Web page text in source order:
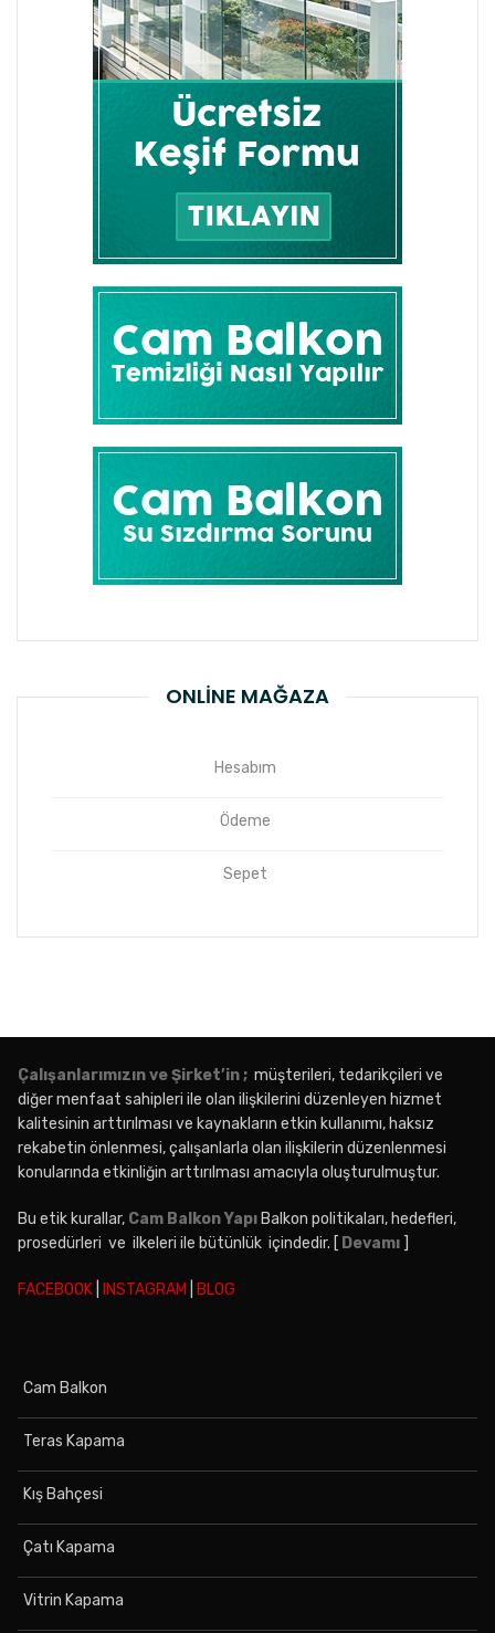
ONLINE MAĞAZA
Hesabım
Ödeme
Sepet
Çalışanlarımızın ve Şirket’in ; müşterileri, tedarikçileri ve
diğer menfaat sahipleri ile olan ilişkilerini düzenleyen hizmet
kalitesinin arttırılması ve kaynakların etkin kullanımı, haksız
rekabetin önlenmesi, çalışanlarla olan ilişkilerin düzenlenmesi
konularında etkinliğin arttırılması amacıyla oluşturulmuştur.
Bu etik kurallar, Cam Balkon YapıBalkon politikaları, hedefleri,
prosedürleri ve ilkeleri ile bütünlük içindedir. [ Devamı ]
FACEBOOK INSTAGRAM BLOG
Cam Balkon
Teras Kapama
Kış Bahçesi
Çatı Kapama
Vitrin Kapama